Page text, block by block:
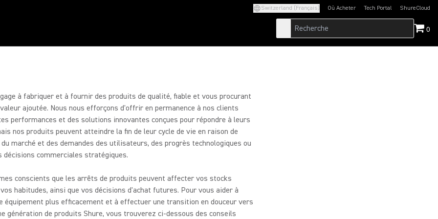
Switzerland (Français) Où Acheter Tech Portal
(Opens in a new tab)ShureCloud
(Opens in a new
0
à fabriquer et à fournir des produits de qualité, fiable et vous procurant
ajoutée. Nous nous efforçons d'offrir en permanence à nos clients
performances et des solutions innovantes conçues pour répondre à leurs
nos produits peuvent atteindre la fin de leur cycle de vie en raison de
marché et des demandes des utilisateurs, des progrès technologiques ou
décisions commerciales stratégiques.
conscients que les arrêts de produits peuvent affecter vos stocks
habitudes, ainsi que vos décisions d'achat futures. Pour vous aider à
équipement plus efficacement et à effectuer une transition en douceur vers
génération de produits Shure, vous trouverez ci-dessous des conseils